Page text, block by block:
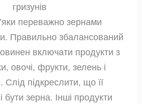
гризунів
переважно зернами
Правильно збалансований
включати продукти з
овочі, фрукти, зелень і
Слід підкреслити, що її
зерна. Інші продукти